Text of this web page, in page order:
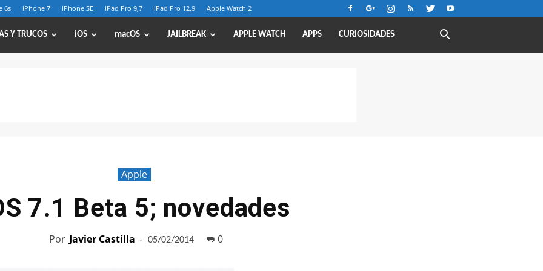
6s iPhone 7 iPhone SE iPad Pro 9,7 iPad Pro 12,9 Apple Watch 2
Y TRUCOS iOS macOS JAILBREAK APPLE WATCH APPS CURIOSIDADES
Apple
7.1 Beta 5; novedades
Por Javier Castilla - 05/02/2014 0